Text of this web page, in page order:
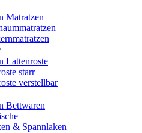
Matratzen
Lattenroste
starr
verstellbar
Bettwaren
& Spannlaken